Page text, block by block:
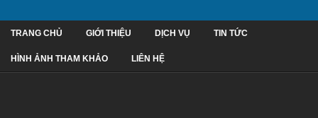
TRANG CHỦ GIỚI THIỆU DỊCH VỤ TIN TỨC
HÌNH ẢNH THAM KHẢO LIÊN HỆ